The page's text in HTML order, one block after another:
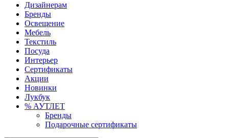
Дизайнерам
Бренды
Освещение
Мебель
Текстиль
Посуда
Интерьер
Сертификаты
Акции
Новинки
Лукбук
% АУТЛЕТ
Бренды
Подарочные сертификаты